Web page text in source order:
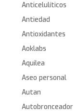
Anticelulíticos
Antiedad
Antioxidantes
Aoklabs
Aquilea
Aseo personal
Autan
Autobronceador